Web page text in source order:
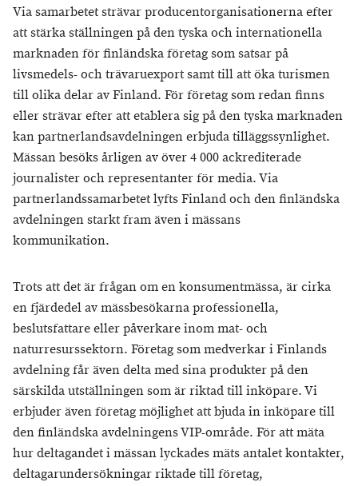
Via samarbetet strävar producentorganisationerna efter
att stärka ställningen på den tyska och internationella
marknaden för finländska företag som satsar på
livsmedels- och trävaruexport samt till att öka turismen
till olika delar av Finland. För företag som redan finns
eller strävar efter att etablera sig på den tyska marknaden
kan partnerlandsavdelningen erbjuda tilläggssynlighet.
Mässan besöks årligen av över 4 000 ackrediterade
journalister och representanter för media. Via
partnerlandssamarbetet lyfts Finland och den finländska
avdelningen starkt fram även i mässans
kommunikation.
Trots att det är frågan om en konsumentmässa, är cirka
en fjärdedel av mässbesökarna professionella,
beslutsfattare eller påverkare inom mat- och
naturresurssektorn. Företag som medverkar i Finlands
avdelning får även delta med sina produkter på den
särskilda utställningen som är riktad till inköpare. Vi
erbjuder även företag möjlighet att bjuda in inköpare till
den finländska avdelningens VIP-område. För att mäta
hur deltagandet i mässan lyckades mäts antalet kontakter,
deltagarundersökningar riktade till företag,